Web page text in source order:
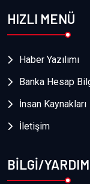
HIZLI MENÜ
Haber Yazılımı
Banka Hesap
İnsan Kaynakları
İletişim
BİLGİ/YARDIM